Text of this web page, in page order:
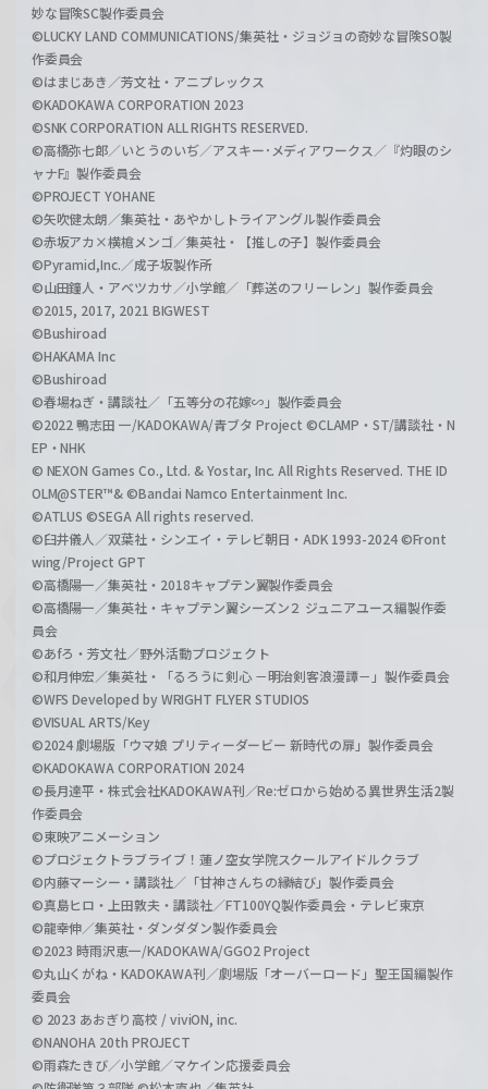
妙な冒険SC製作委員会
©LUCKY LAND COMMUNICATIONS/集英社・ジョジョの奇妙な冒険SO製
作委員会
©はまじあき／芳文社・アニプレックス
©KADOKAWA CORPORATION 2023
©SNK CORPORATION ALL RIGHTS RESERVED.
©高橋弥七郎／いとうのいぢ／アスキー･メディアワークス／『灼眼のシ
ャナF』製作委員会
©PROJECT YOHANE
©矢吹健太朗／集英社・あやかしトライアングル製作委員会
©赤坂アカ×横槍メンゴ／集英社・【推しの子】製作委員会
©Pyramid,Inc.／成子坂製作所
©山田鐘人・アベツカサ／小学館／「葬送のフリーレン」製作委員会
©2015, 2017, 2021 BIGWEST
©Bushiroad
©HAKAMA Inc
©Bushiroad
©春場ねぎ・講談社／「五等分の花嫁∽」製作委員会
©2022 鴨志田 一/KADOKAWA/青ブタ Project ©CLAMP・ST/講談社・N
EP・NHK
© NEXON Games Co., Ltd. & Yostar, Inc. All Rights Reserved. THE ID
OLM@STER™& ©Bandai Namco Entertainment Inc.
©ATLUS ©SEGA All rights reserved.
©臼井儀人／双葉社・シンエイ・テレビ朝日・ADK 1993-2024 ©Front
wing/Project GPT
©高橋陽一／集英社・2018キャプテン翼製作委員会
©高橋陽一／集英社・キャプテン翼シーズン２ ジュニアユース編製作委
員会
©あfろ・芳文社／野外活動プロジェクト
©和月伸宏／集英社・「るろうに剣心 －明治剣客浪漫譚－」製作委員会
©WFS Developed by WRIGHT FLYER STUDIOS
©VISUAL ARTS/Key
©2024 劇場版「ウマ娘 プリティーダービー 新時代の扉」製作委員会
©KADOKAWA CORPORATION 2024
©長月達平・株式会社KADOKAWA刊／Re:ゼロから始める異世界生活2製
作委員会
©東映アニメーション
©プロジェクトラブライブ！蓮ノ空女学院スクールアイドルクラブ
©内藤マーシー・講談社／「甘神さんちの縁結び」製作委員会
©真島ヒロ・上田敦夫・講談社／FT100YQ製作委員会・テレビ東京
©龍幸伸／集英社・ダンダダン製作委員会
©2023 時雨沢恵一/KADOKAWA/GGO2 Project
©丸山くがね・KADOKAWA刊／劇場版「オーバーロード」聖王国編製作
委員会
© 2023 あおぎり高校 / viviON, inc.
©NANOHA 20th PROJECT
©雨森たきび／小学館／マケイン応援委員会